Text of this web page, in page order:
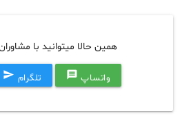
همین حالا میتوانید با
واتساپ message تلگرام send